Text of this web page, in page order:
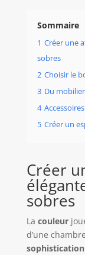
Sommaire
1 Créer une
sobres
2 Choisir le
3 Du
4
5 Créer un
Créer
sobres
La couleur
d’une
sophistication